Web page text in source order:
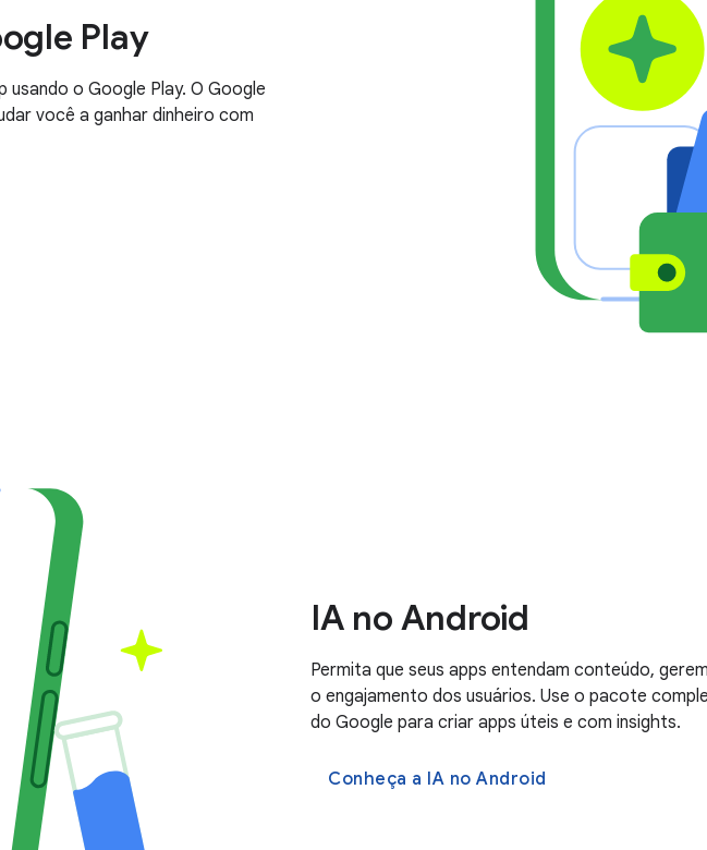
Play
o Google Play. O Google
você a ganhar dinheiro com
IA no Android
Permita que seus apps entendam conteúdo,
o engajamento dos usuários. Use o pacote
do Google para criar apps úteis e com insights.
Conheça a IA no Android